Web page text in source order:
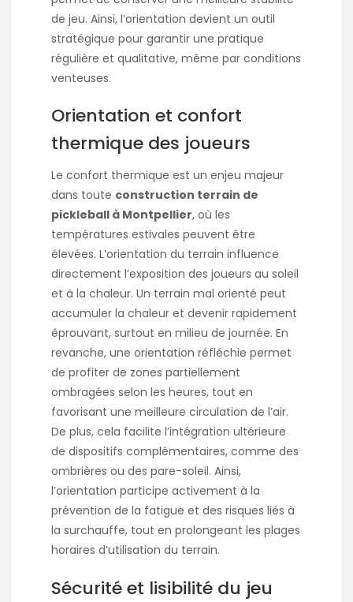
de jeu. Ainsi, l’orientation devient un outil
stratégique pour garantir une pratique
régulière et qualitative, même par conditions
venteuses.
Orientation et confort
thermique des joueurs
Le confort thermique est un enjeu majeur
dans toute construction terrain de
pickleball à Montpellier, où les
températures estivales peuvent être
élevées. L’orientation du terrain influence
directement l’exposition des joueurs au soleil
et à la chaleur. Un terrain mal orienté peut
accumuler la chaleur et devenir rapidement
éprouvant, surtout en milieu de journée. En
revanche, une orientation réfléchie permet
de profiter de zones partiellement
ombragées selon les heures, tout en
favorisant une meilleure circulation de l’air.
De plus, cela facilite l’intégration ultérieure
de dispositifs complémentaires, comme des
ombrières ou des pare-soleil. Ainsi,
l’orientation participe activement à la
prévention de la fatigue et des risques liés à
la surchauffe, tout en prolongeant les plages
horaires d’utilisation du terrain.
Sécurité et lisibilité du jeu